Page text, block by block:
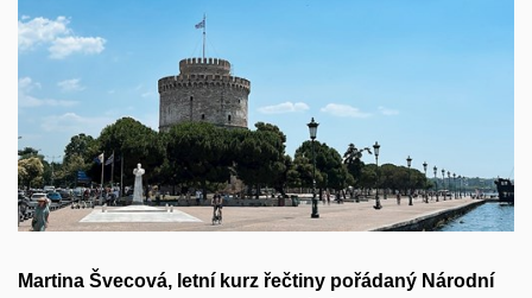
Martina Švecová, letní kurz řečtiny pořádaný Národní